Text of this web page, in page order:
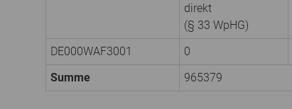
direkt
(§ 33 WpHG)
DE000WAF3001
0
Summe
965379